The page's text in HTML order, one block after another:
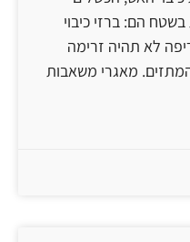
הם: ברזי כיבוי
לא תהיה זרימה
מאגרי משאבות